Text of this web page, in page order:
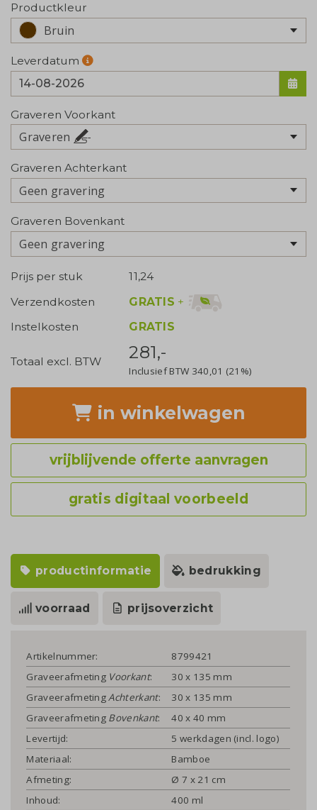
Productkleur
Bruin
Leverdatum
Graveren Voorkant
Graveren
Graveren Achterkant
Geen gravering
Graveren Bovenkant
Geen gravering
Prijs per stuk
11,24
Verzendkosten
GRATIS +
Instelkosten
GRATIS
Totaal excl. BTW 281,-
Inclusief BTW 340,01 (21%)
in winkelwagen
vrijblijvende offerte aanvragen
gratis digitaal voorbeeld
productinformatie bedrukking
voorraad prijsoverzicht
Artikelnummer:
8799421
Graveerafmeting Voorkant:
30 x 135 mm
GraveerafmetingAchterkant:
30 x 135 mm
Graveerafmeting Bovenkant:
40 x 40 mm
Levertijd:
5 werkdagen (incl. logo)
Materiaal:
Bamboe
Afmeting:
Ø 7 x 21 cm
Inhoud:
400 ml